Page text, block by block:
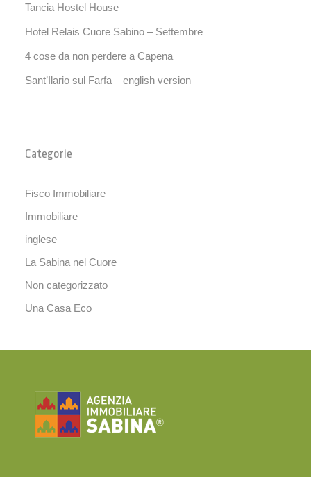
Tancia Hostel House
Hotel Relais Cuore Sabino – Settembre
4 cose da non perdere a Capena
Sant’Ilario sul Farfa – english version
Categorie
Fisco Immobiliare
Immobiliare
inglese
La Sabina nel Cuore
Non categorizzato
Una Casa Eco